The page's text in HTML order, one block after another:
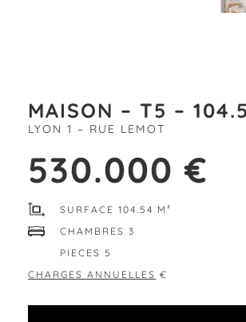
MAISON – T5 –
LYON 1 – RUE LEMOT
530.000 €
SURFACE 104.54 M²
CHAMBRES 3
PIECES 5
CHARGES ANNUELLES €